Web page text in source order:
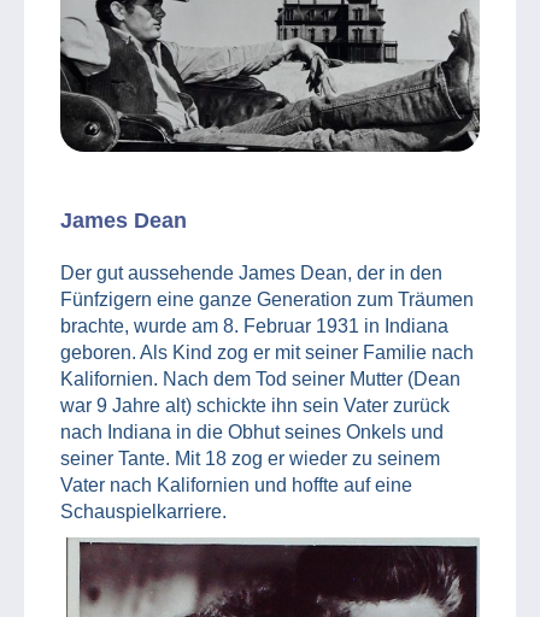
James Dean
Der gut aussehende James Dean, der in den
Fünfzigern eine ganze Generation zum Träumen
brachte, wurde am 8. Februar 1931 in Indiana
geboren. Als Kind zog er mit seiner Familie nach
Kalifornien. Nach dem Tod seiner Mutter (Dean
war 9 Jahre alt) schickte ihn sein Vater zurück
nach Indiana in die Obhut seines Onkels und
seiner Tante. Mit 18 zog er wieder zu seinem
Vater nach Kalifornien und hoffte auf eine
Schauspielkarriere.